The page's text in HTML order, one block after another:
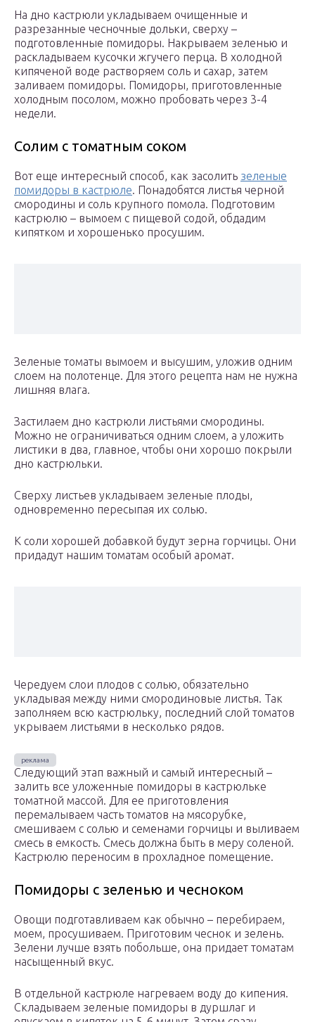
На дно кастрюли укладываем очищенные и
разрезанные чесночные дольки, сверху –
подготовленные помидоры. Накрываем зеленью и
раскладываем кусочки жгучего перца. В холодной
кипяченой воде растворяем соль и сахар, затем
заливаем помидоры. Помидоры, приготовленные
холодным посолом, можно пробовать через 3-4
недели.
Солим с томатным соком
Вот еще интересный способ, как засолить зеленые
помидоры в кастрюле. Понадобятся листья черной
смородины и соль крупного помола. Подготовим
кастрюлю – вымоем с пищевой содой, обдадим
кипятком и хорошенько просушим.
Зеленые томаты вымоем и высушим, уложив одним
слоем на полотенце. Для этого рецепта нам не нужна
лишняя влага.
Застилаем дно кастрюли листьями смородины.
Можно не ограничиваться одним слоем, а уложить
листики в два, главное, чтобы они хорошо покрыли
дно кастрюльки.
Сверху листьев укладываем зеленые плоды,
одновременно пересыпая их солью.
К соли хорошей добавкой будут зерна горчицы. Они
придадут нашим томатам особый аромат.
Чередуем слои плодов с солью, обязательно
укладывая между ними смородиновые листья. Так
заполняем всю кастрюльку, последний слой томатов
укрываем листьями в несколько рядов.
Следующий этап важный и самый интересный –
залить все уложенные помидоры в кастрюльке
томатной массой. Для ее приготовления
перемалываем часть томатов на мясорубке,
смешиваем с солью и семенами горчицы и выливаем
смесь в емкость. Смесь должна быть в меру соленой.
Кастрюлю переносим в прохладное помещение.
Помидоры с зеленью и чесноком
Овощи подготавливаем как обычно – перебираем,
моем, просушиваем. Приготовим чеснок и зелень.
Зелени лучше взять побольше, она придает томатам
насыщенный вкус.
В отдельной кастрюле нагреваем воду до кипения.
Складываем зеленые помидоры в дуршлаг и